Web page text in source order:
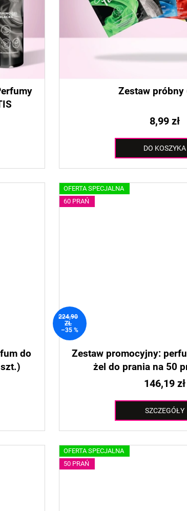
Zestaw próbny
8,99 zł
DO KOSZYKA
do
OFERTA SPECJALNA
60 PRAŃ
224,90
ZŁ
–35 %
Zestaw promocyjny:
żel do prania na 50
146,19 zł
SZCZEGÓŁY
OFERTA SPECJALNA
50 PRAŃ